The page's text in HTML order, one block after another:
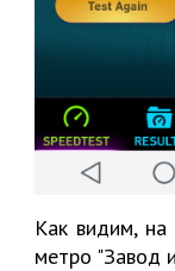
Как видим,
метро "Завод